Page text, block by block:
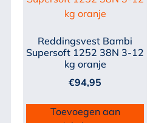
Reddingsvest Bambi
Supersoft 1252 38N 3-12
kg oranje
€94,95
Toevoegen aan